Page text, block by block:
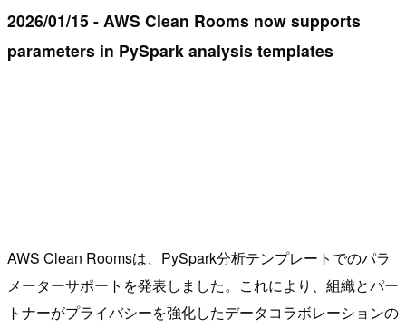
2026/01/15 - AWS Clean Rooms now supports
parameters in PySpark analysis templates
AWS Clean Roomsは、PySpark分析テンプレートでのパラ
メーターサポートを発表しました。これにより、組織とパー
トナーがプライバシーを強化したデータコラボレーションの